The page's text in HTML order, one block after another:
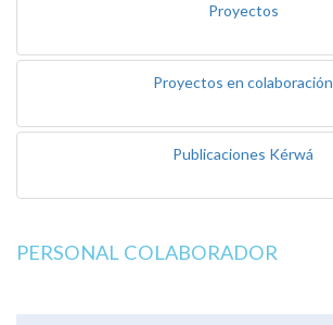
Proyectos
Proyectos en colaboración
Publicaciones Kérwá
PERSONAL COLABORADOR